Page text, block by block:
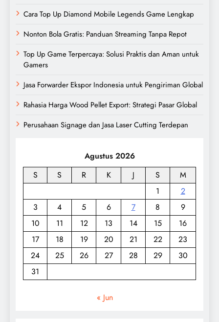
Cara Top Up Diamond Mobile Legends Game Lengkap
Nonton Bola Gratis: Panduan Streaming Tanpa Repot
Top Up Game Terpercaya: Solusi Praktis dan Aman untuk
Gamers
Jasa Forwarder Ekspor Indonesia untuk Pengiriman Global
Rahasia Harga Wood Pellet Export: Strategi Pasar Global
Perusahaan Signage dan Jasa Laser Cutting Terdepan
Agustus 2026
S
S R K J S
M
1
2
3
4 5 6 7 8
9
10
11 12 13 14 15
16
17
18 19 20 21 22
23
24
25 26 27 28 29
30
31
« Jun